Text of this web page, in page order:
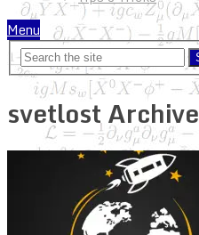
Menu
svetlost Archive